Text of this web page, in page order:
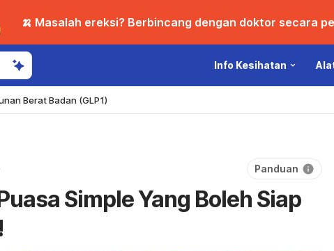
🍌 Masalah ereksi? Berbincang dengan doktor secara
Info Kesihatan
Berat Badan (GLP1)
Panduan
Simple Yang Boleh Siap